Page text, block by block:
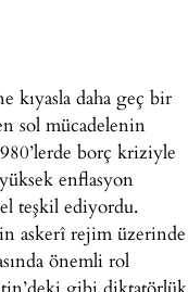
kıyasla daha geç bir
sol mücadelenin
borç kriziyle
enflasyon
teşkil ediyordu.
askerî rejim üzerinde
önemli rol